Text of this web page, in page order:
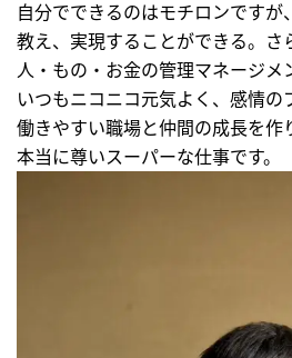
自分でできるのはモチロンですが、
教え、実現することができる。さ
人・もの・お金の管理マネージメ
いつもニコニコ元気よく、感情の
働きやすい職場と仲間の成長を作
本当に尊いスーパーな仕事です。